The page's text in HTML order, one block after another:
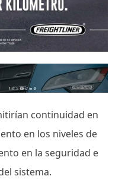
continuidad en
en los niveles de
en la seguridad e
sistema.